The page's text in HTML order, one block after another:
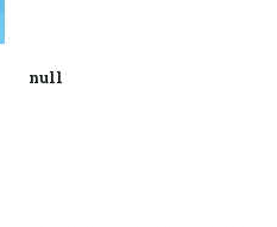
null